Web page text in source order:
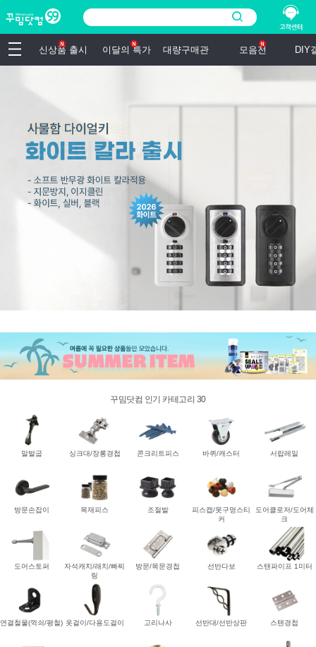
신상품 출시 이달의 특가 대량구매관 모음전 DIY
꾸밈닷컴 인기 카테고리 30
말발굽 싱크대/장롱경첩 콘크리트피스 바퀴/캐스터 서랍레일
방문손잡이 목재피스 조절발
피스캡/못구멍스티
커
도어클로저/도어체
크
도어스토퍼
자석캐치/래치/빠찌
링
방문/목문경첩 선반다보 스탠파이프 1미터
연결철물(꺽쇠/평철) 옷걸이/다용도걸이 고리나사 선반대/선반상판 스텐경첩